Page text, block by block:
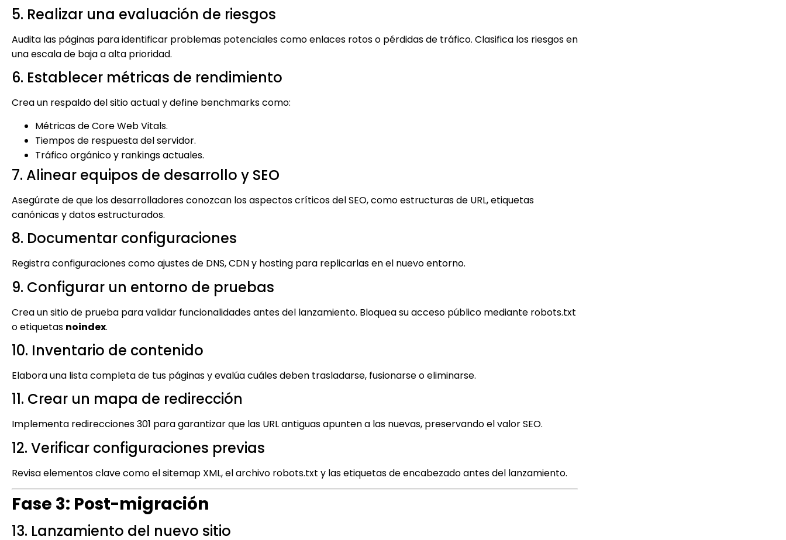
5. Realizar una evaluación de riesgos
Audita las páginas para identificar problemas potenciales como enlaces rotos o pérdidas de tráfico. Clasifica los riesgos en
una escala de baja a alta prioridad.
6. Establecer métricas de rendimiento
Crea un respaldo del sitio actual y define benchmarks como:
Métricas de Core Web Vitals.
Tiempos de respuesta del servidor.
Tráfico orgánico y rankings actuales.
7. Alinear equipos de desarrollo y SEO
Asegúrate de que los desarrolladores conozcan los aspectos críticos del SEO, como estructuras de URL, etiquetas
canónicas y datos estructurados.
8. Documentar configuraciones
Registra configuraciones como ajustes de DNS, CDN y hosting para replicarlas en el nuevo entorno.
9. Configurar un entorno de pruebas
Crea un sitio de prueba para validar funcionalidades antes del lanzamiento. Bloquea su acceso público mediante robots.txt
o etiquetas noindex.
10. Inventario de contenido
Elabora una lista completa de tus páginas y evalúa cuáles deben trasladarse, fusionarse o eliminarse.
11. Crear un mapa de redirección
Implementa redirecciones 301 para garantizar que las URL antiguas apunten a las nuevas, preservando el valor SEO.
12. Verificar configuraciones previas
Revisa elementos clave como el sitemap XML, el archivo robots.txt y las etiquetas de encabezado antes del lanzamiento.
Fase 3: Post-migración
13. Lanzamiento del nuevo sitio